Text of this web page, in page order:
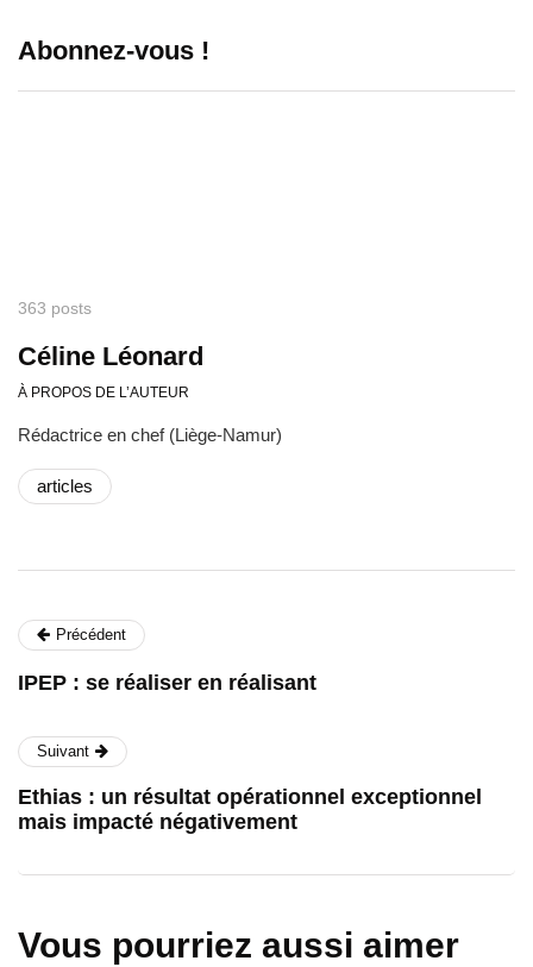
Abonnez-vous !
363 posts
Céline Léonard
À PROPOS DE L’AUTEUR
Rédactrice en chef (Liège-Namur)
articles
Précédent
IPEP : se réaliser en réalisant
Suivant
Ethias : un résultat opérationnel exceptionnel
mais impacté négativement
Vous pourriez aussi aimer